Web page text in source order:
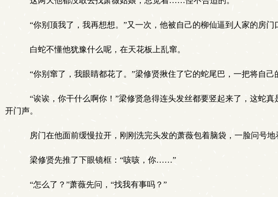
“你别顶我了，我再想想。”又一次，他被自己的柳仙逼到人家的房门
白蛇不懂他犹豫什么呢，在天花板上乱窜。
“你别窜了，我眼睛都花了。”梁修贤揪住了它的蛇尾巴，一把将自
“诶诶，你干什么啊你！”梁修贤急得连头发丝都要竖起来了，这蛇
开门声。
房门在他面前缓慢拉开，刚刚洗完头发的萧薇包着脑袋，一脸问号地
梁修贤先推了下眼镜框：“咳咳，你……”
“怎么了？”萧薇先问，“找我有事吗？”